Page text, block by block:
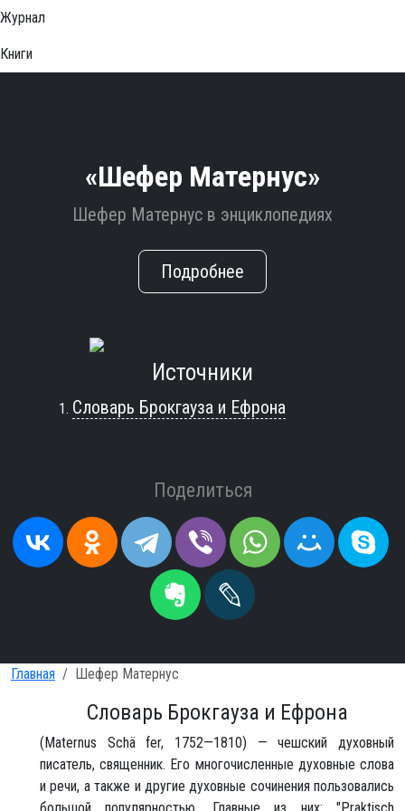
Журнал
Книги
«Шефер Матернус»
Шефер Матернус в энциклопедиях
Подробнее
Источники
Словарь Брокгауза и Ефрона
Поделиться
Главная Шефер Матернус
Словарь Брокгауза и Ефрона
(Maternus Schä fer, 1752—1810) — чешский духовный
писатель, священник. Его многочисленные духовные слова
и речи, а также и другие духовные сочинения пользовались